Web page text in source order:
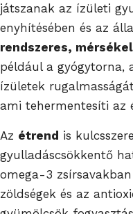
játszanak az ízületi
enyhítésében és az
rendszeres,
például a gyógytorna,
ízületek
ami tehermentesíti az
Az étrend is
gyulladáscsökkentő
omega-3
zöldségek és az